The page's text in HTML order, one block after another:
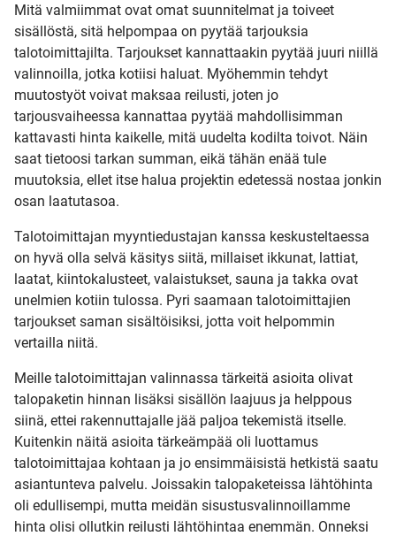
Mitä valmiimmat ovat omat suunnitelmat ja toiveet
sisällöstä, sitä helpompaa on pyytää tarjouksia
talotoimittajilta. Tarjoukset kannattaakin pyytää juuri niillä
valinnoilla, jotka kotiisi haluat. Myöhemmin tehdyt
muutostyöt voivat maksaa reilusti, joten jo
tarjousvaiheessa kannattaa pyytää mahdollisimman
kattavasti hinta kaikelle, mitä uudelta kodilta toivot. Näin
saat tietoosi tarkan summan, eikä tähän enää tule
muutoksia, ellet itse halua projektin edetessä nostaa jonkin
osan laatutasoa.
Talotoimittajan myyntiedustajan kanssa keskusteltaessa
on hyvä olla selvä käsitys siitä, millaiset ikkunat, lattiat,
laatat, kiintokalusteet, valaistukset, sauna ja takka ovat
unelmien kotiin tulossa. Pyri saamaan talotoimittajien
tarjoukset saman sisältöisiksi, jotta voit helpommin
vertailla niitä.
Meille talotoimittajan valinnassa tärkeitä asioita olivat
talopaketin hinnan lisäksi sisällön laajuus ja helppous
siinä, ettei rakennuttajalle jää paljoa tekemistä itselle.
Kuitenkin näitä asioita tärkeämpää oli luottamus
talotoimittajaa kohtaan ja jo ensimmäisistä hetkistä saatu
asiantunteva palvelu. Joissakin talopaketeissa lähtöhinta
oli edullisempi, mutta meidän sisustusvalinnoillamme
hinta olisi ollutkin reilusti lähtöhintaa enemmän. Onneksi